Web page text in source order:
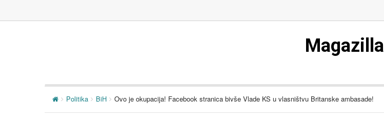
Magazilla
Politika BiH Ovo je okupacija! Facebook stranica bivše Vlade KS u vlasništvu Britanske ambasade!